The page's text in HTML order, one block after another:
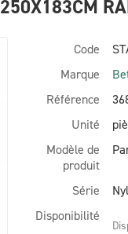
Code
Marque
Référence
Unité
Modèle de
produit
Série
Disponibilité